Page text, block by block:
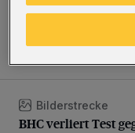
Sommer in
BHC verliert Test
Bilderstrecke
BHC verliert Test